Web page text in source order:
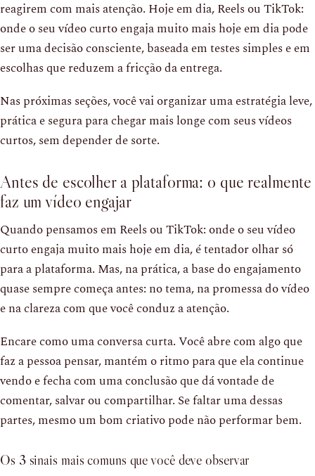
reagirem com mais atenção. Hoje em dia, Reels ou TikTok:
onde o seu vídeo curto engaja muito mais hoje em dia pode
ser uma decisão consciente, baseada em testes simples e em
escolhas que reduzem a fricção da entrega.
Nas próximas seções, você vai organizar uma estratégia leve,
prática e segura para chegar mais longe com seus vídeos
curtos, sem depender de sorte.
Antes de escolher a plataforma: o que realmente
faz um vídeo engajar
Quando pensamos em Reels ou TikTok: onde o seu vídeo
curto engaja muito mais hoje em dia, é tentador olhar só
para a plataforma. Mas, na prática, a base do engajamento
quase sempre começa antes: no tema, na promessa do vídeo
e na clareza com que você conduz a atenção.
Encare como uma conversa curta. Você abre com algo que
faz a pessoa pensar, mantém o ritmo para que ela continue
vendo e fecha com uma conclusão que dá vontade de
comentar, salvar ou compartilhar. Se faltar uma dessas
partes, mesmo um bom criativo pode não performar bem.
Os 3 sinais mais comuns que você deve observar